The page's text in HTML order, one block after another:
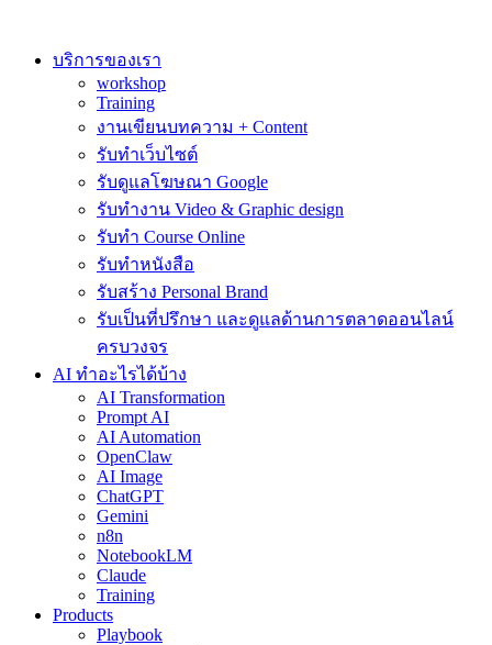
contentบริการของเรา
workshop
Training
งานเขียนบทความ + Content
รับทำเว็บไซต์
รับดูแลโฆษณา Google
รับทำงาน Video & Graphic design
รับทำ Course Online
รับทำหนังสือ
รับสร้าง Personal Brand
รับเป็นที่ปรึกษา และดูแลด้านการตลาดออนไลน์
ครบวงจร
AI ทำอะไรได้บ้าง
AI Transformation
Prompt AI
AI Automation
OpenClaw
AI Image
ChatGPT
Gemini
n8n
NotebookLM
Claude
Training
Products
Playbook